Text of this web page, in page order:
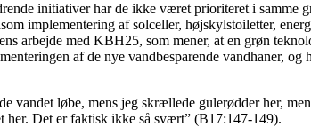
initiativer har de ikke været prioriteret i samme
implementering af solceller, højskylstoiletter,
arbejde med KBH25, som mener, at en grøn
af de nye vandbesparende vandhaner,
vandet løbe, mens jeg skrællede gulerødder her,
Det er faktisk ikke så svært” (B17:147-149).